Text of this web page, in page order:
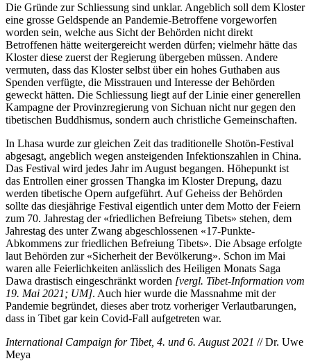
Die Gründe zur Schliessung sind unklar. Angeblich soll dem Kloster
eine grosse Geldspende an Pandemie-Betroffene vorgeworfen
worden sein, welche aus Sicht der Behörden nicht direkt
Betroffenen hätte weitergereicht werden dürfen; vielmehr hätte das
Kloster diese zuerst der Regierung übergeben müssen. Andere
vermuten, dass das Kloster selbst über ein hohes Guthaben aus
Spenden verfügte, die Misstrauen und Interesse der Behörden
geweckt hätten. Die Schliessung liegt auf der Linie einer generellen
Kampagne der Provinzregierung von Sichuan nicht nur gegen den
tibetischen Buddhismus, sondern auch christliche Gemeinschaften.
In Lhasa wurde zur gleichen Zeit das traditionelle Shotön-Festival
abgesagt, angeblich wegen ansteigenden Infektionszahlen in China.
Das Festival wird jedes Jahr im August begangen. Höhepunkt ist
das Entrollen einer grossen Thangka im Kloster Drepung, dazu
werden tibetische Opern aufgeführt. Auf Geheiss der Behörden
sollte das diesjährige Festival eigentlich unter dem Motto der Feiern
zum 70. Jahrestag der «friedlichen Befreiung Tibets» stehen, dem
Jahrestag des unter Zwang abgeschlossenen «17-Punkte-
Abkommens zur friedlichen Befreiung Tibets». Die Absage erfolgte
laut Behörden zur «Sicherheit der Bevölkerung». Schon im Mai
waren alle Feierlichkeiten anlässlich des Heiligen Monats Saga
Dawa drastisch eingeschränkt worden [vergl. Tibet-Information vom
19. Mai 2021; UM]. Auch hier wurde die Massnahme mit der
Pandemie begründet, dieses aber trotz vorheriger Verlautbarungen,
dass in Tibet gar kein Covid-Fall aufgetreten war.
International Campaign for Tibet, 4. und 6. August 2021 // Dr. Uwe
Meya